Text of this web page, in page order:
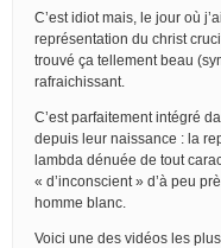
C’est idiot mais, le jour où
représentation du christ
trouvé ça tellement beau
rafraichissant.
C’est parfaitement intégré
depuis leur naissance : la
lambda dénuée de tout
« d’inconscient » d’à peu
homme blanc.
Voici une des vidéos les